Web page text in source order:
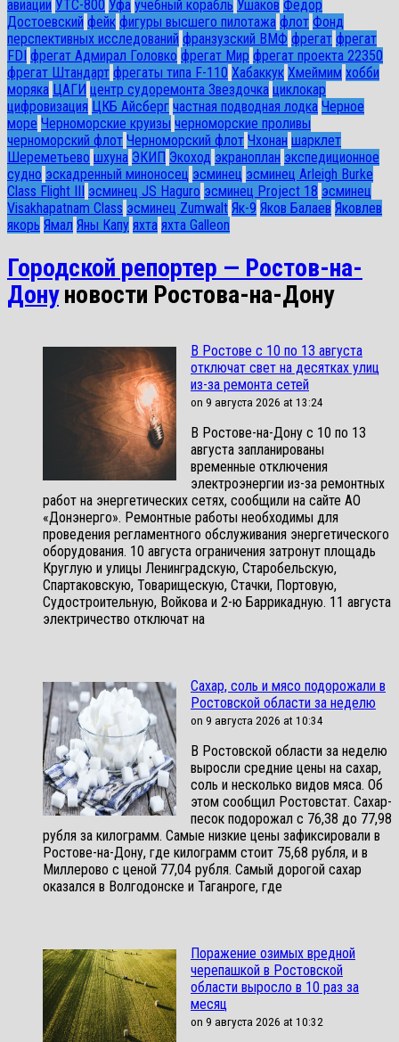
авиации УТС-800 Уфа учебный корабль Ушаков Федор
Достоевский фейк фигуры высшего пилотажа флот Фонд
перспективных исследований франзузский ВМФ фрегат фрегат
FDI фрегат Адмирал Головко фрегат Мир фрегат проекта 22350
фрегат Штандарт фрегаты типа F-110 Хабаккук Хмеймим хобби
моряка ЦАГИ центр судоремонта Звездочка циклокар
цифровизация ЦКБ Айсберг частная подводная лодка Черное
море Черноморские круизы черноморские проливы
черноморский флот Черноморский флот Чхонан шарклет
Шереметьево шхуна ЭКИП Экоход экраноплан экспедиционное
судно эскадренный миноносец эсминец эсминец Arleigh Burke
Class Flight III
эсминец JS Haguro эсминец Project 18 эсминец
Visakhapatnam Class эсминец Zumwalt Як-9 Яков Балаев Яковлев
якорь Ямал Яны Капу яхта яхта Galleon
Городской репортер — Ростов-на-
Дону новости Ростова-на-Дону
В Ростове с 10 по 13 августа
отключат свет на десятках улиц
из-за ремонта сетей
on 9 августа 2026 at 13:24
В Ростове-на-Дону с 10 по 13
августа запланированы
временные отключения
электроэнергии из-за ремонтных
работ на энергетических сетях, сообщили на сайте АО
«Донэнерго». Ремонтные работы необходимы для
проведения регламентного обслуживания энергетического
оборудования. 10 августа ограничения затронут площадь
Круглую и улицы Ленинградскую, Старобельскую,
Спартаковскую, Товарищескую, Стачки, Портовую,
Судостроительную, Войкова и 2-ю Баррикадную. 11 августа
электричество отключат на
Сахар, соль и мясо подорожали в
Ростовской области за неделю
on 9 августа 2026 at 10:34
В Ростовской области за неделю
выросли средние цены на сахар,
соль и несколько видов мяса. Об
этом сообщил Ростовстат. Сахар-
песок подорожал с 76,38 до 77,98
рубля за килограмм. Самые низкие цены зафиксировали в
Ростове-на-Дону, где килограмм стоит 75,68 рубля, и в
Миллерово с ценой 77,04 рубля. Самый дорогой сахар
оказался в Волгодонске и Таганроге, где
Поражение озимых вредной
черепашкой в Ростовской
области выросло в 10 раз за
месяц
on 9 августа 2026 at 10:32